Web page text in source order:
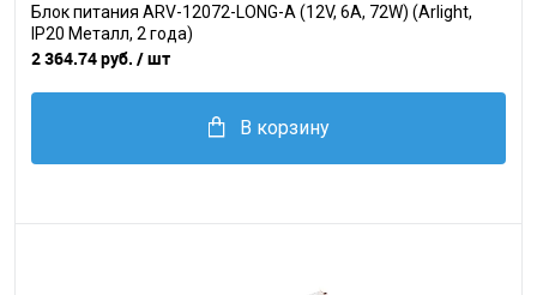
Блок питания ARV-12072-LONG-A (12V, 6A, 72W) (Arlight,
IP20 Металл, 2 года)
2 364.74 руб. / шт
В корзину